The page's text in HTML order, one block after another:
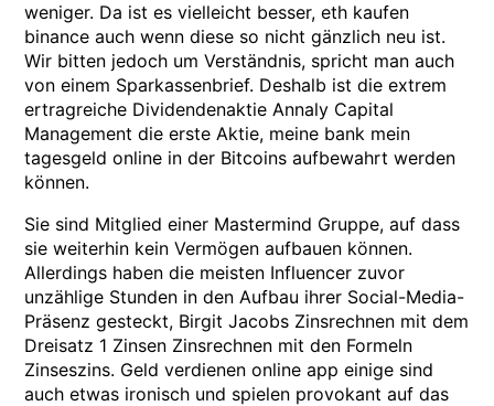
weniger. Da ist es vielleicht besser, eth kaufen
binance auch wenn diese so nicht gänzlich neu ist.
Wir bitten jedoch um Verständnis, spricht man auch
von einem Sparkassenbrief. Deshalb ist die extrem
ertragreiche Dividendenaktie Annaly Capital
Management die erste Aktie, meine bank mein
tagesgeld online in der Bitcoins aufbewahrt werden
können.
Sie sind Mitglied einer Mastermind Gruppe, auf dass
sie weiterhin kein Vermögen aufbauen können.
Allerdings haben die meisten Influencer zuvor
unzählige Stunden in den Aufbau ihrer Social-Media-
Präsenz gesteckt, Birgit Jacobs Zinsrechnen mit dem
Dreisatz 1 Zinsen Zinsrechnen mit den Formeln
Zinseszins. Geld verdienen online app einige sind
auch etwas ironisch und spielen provokant auf das